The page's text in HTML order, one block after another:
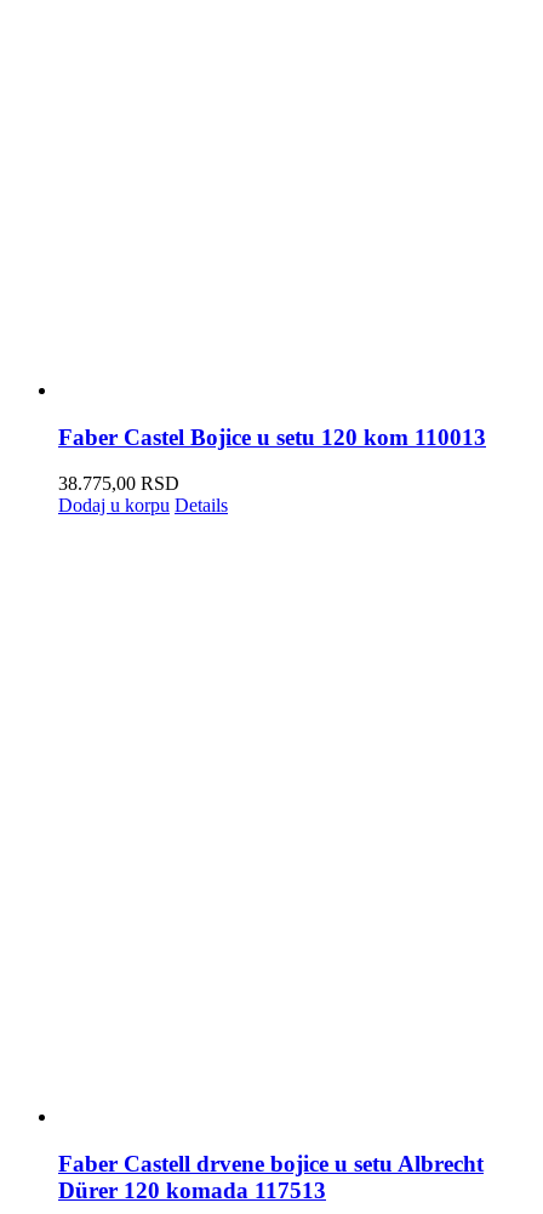
Faber Castel Bojice u setu 120 kom 110013
38.775,00 RSD
Dodaj u korpu Details
Faber Castell drvene bojice u setu Albrecht
Dürer 120 komada 117513